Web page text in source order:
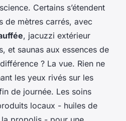
Certains s’étendent
de mètres carrés, avec
, jacuzzi extérieur
et saunas aux essences de
? La vue. Rien ne
les yeux rivés sur les
de journée. Les soins
locaux - huiles de